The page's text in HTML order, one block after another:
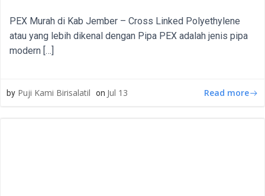
PEX Murah di Kab Jember – Cross Linked Polyethylene
atau yang lebih dikenal dengan Pipa PEX adalah jenis pipa
modern […]
by Puji Kami Birisalatil on Jul 13 Read more